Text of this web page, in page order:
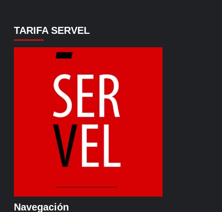
TARIFA SERVEL
Navegación